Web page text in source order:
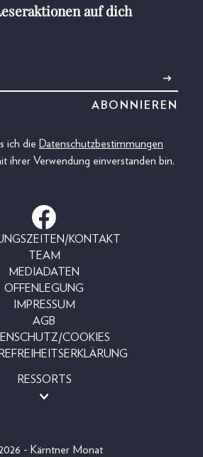
auf dich
ich die Datenschutzbestimmungen
ihrer Verwendung einverstanden bin.
KONTAKT
TEAM
MEDIADATEN
OFFENLEGUNG
IMPRESSUM
AGB
COOKIES
RESSORTS
- Kärntner Monat